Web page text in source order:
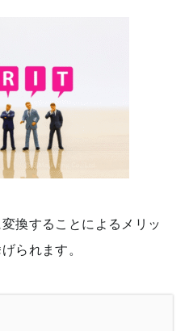
換することによるメリッ
られます。